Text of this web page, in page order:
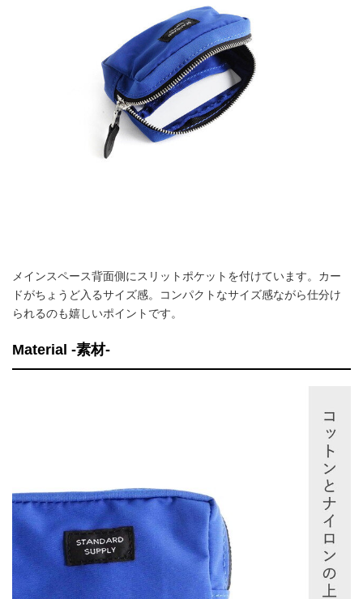
メインスペース背面側にスリットポケットを付けています。カー
ドがちょうど入るサイズ感。コンパクトなサイズ感ながら仕分け
られるのも嬉しいポイントです。
Material -素材-